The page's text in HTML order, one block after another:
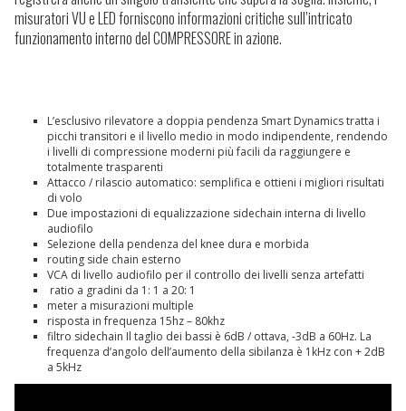
misuratori VU e LED forniscono informazioni critiche sull’intricato
funzionamento interno del COMPRESSORE in azione.
L’esclusivo rilevatore a doppia pendenza Smart Dynamics tratta i
picchi transitori e il livello medio in modo indipendente, rendendo
i livelli di compressione moderni più facili da raggiungere e
totalmente trasparenti
Attacco / rilascio automatico: semplifica e ottieni i migliori risultati
di volo
Due impostazioni di equalizzazione sidechain interna di livello
audiofilo
Selezione della pendenza del knee dura e morbida
routing side chain esterno
VCA di livello audiofilo per il controllo dei livelli senza artefatti
ratio a gradini da 1: 1 a 20: 1
meter a misurazioni multiple
risposta in frequenza 15hz – 80khz
filtro sidechain Il taglio dei bassi è 6dB / ottava, -3dB a 60Hz. La
frequenza d’angolo dell’aumento della sibilanza è 1kHz con + 2dB
a 5kHz